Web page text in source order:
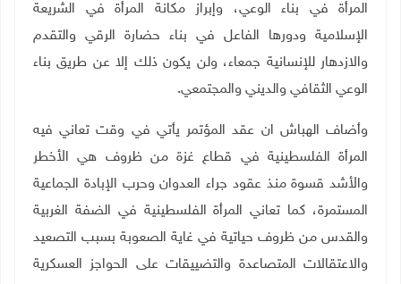
المرأة في بناء الوعي،
وإبراز مكانة المرأة في الشريعة
الإسلامية ودورها الفاعل في بناء حضارة الرقي والتقدم
والازدهار للإنسانية جمعاء، ولن يكون ذلك إلا عن طريق بناء
الوعي الثقافي والديني والمجتمعي.
وأضاف الهباش ان عقد المؤتمر يأتي في وقت تعاني فيه
المرأة الفلسطينية في قطاع غزة من ظروف هي الأخطر
والأشد قسوة منذ عقود جراء العدوان وحرب الإبادة الجماعية
المستمرة، كما تعاني المرأة الفلسطينية في الضفة الغربية
والقدس من ظروف حياتية في غاية الصعوبة بسبب التصعيد
والاعتقالات المتصاعدة والتضييقات على الحواجز العسكرية